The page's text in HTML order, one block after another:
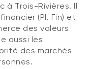
à Trois-Rivières. Il
(Pl. Fin) et
des valeurs
aussi les
des marchés